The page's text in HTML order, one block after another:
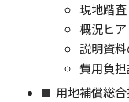
現地踏査
概況ヒ
説明資
費用負
用地補償総